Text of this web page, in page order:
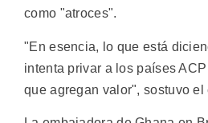
como "atroces".
"En esencia, lo que está
intenta privar a los países
que agregan valor", sostuvo el